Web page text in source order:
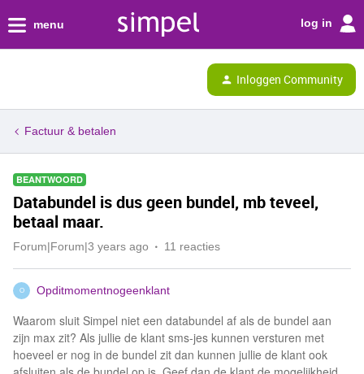
menu log in
Inloggen Community
Factuur & betalen
BEANTWOORD
Databundel is dus geen bundel, mb teveel,
betaal maar.
Forum|Forum|3 years ago 11 reacties
O Opditmomentnogeenklant
Waarom sluit Simpel niet een databundel af als de bundel aan
zijn max zit? Als jullie de klant sms-jes kunnen versturen met
hoeveel er nog in de bundel zit dan kunnen jullie de klant ook